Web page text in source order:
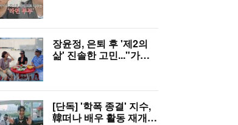
장윤정, 은퇴 후 '제2의
삶' 진솔한 고민..."가수
[단독] '학폭 종결' 지수,
韓떠나 배우 활동 재개